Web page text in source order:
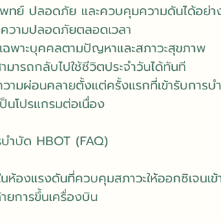
ทย์ ปลอดภัย และควบคุมความดันได้อย่า
วามปลอดภัยตลอดเวลา
พาะบุคคลตามปัญหาและสภาวะสุขภาพ
ารถกลับไปใช้ชีวิตประจำวันได้ทันที
ามผ่อนคลายตั้งแต่ครั้งแรกที่เข้ารับการ
นโปรแกรมต่อเนื่อง
ำบัด HBOT (FAQ)
ห้องแรงดันที่ควบคุมสภาวะให้ออกซิเจนเ
ยการขึ้นเครื่องบิน